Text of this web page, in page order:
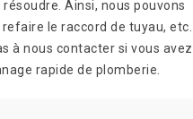
Ainsi, nous pouvons
le raccord de tuyau, etc.
à nous contacter si vous avez
rapide de plomberie.